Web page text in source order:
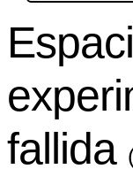
fallida